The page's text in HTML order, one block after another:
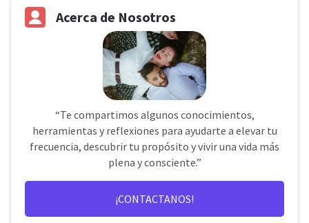
Acerca de Nosotros
“Te compartimos algunos conocimientos,
herramientas y reflexiones para ayudarte a elevar tu
frecuencia, descubrir tu propósito y vivir una vida más
plena y consciente.”
¡CONTACTANOS!